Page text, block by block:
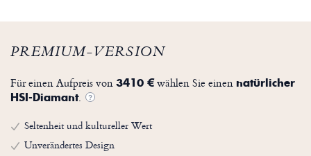
PREMIUM-VERSION
Für einen Aufpreis von 3410 €wählen Sie einen natürlicher
HSI-Diamant. ?
Seltenheit und kultureller Wert
Unverändertes Design